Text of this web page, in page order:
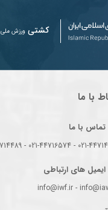
کشتی ورزش ملی
با ما
تماس با ما
021-44714158 - 021-44716574
ایمیل های ارتباطی
info@iwf.ir -